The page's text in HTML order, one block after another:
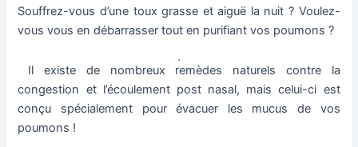
Souffrez-vous d’une toux grasse et aiguë la nuit ? Voulez-
vous vous en débarrasser tout en purifiant vos poumons ?
Il existe de nombreux remèdes naturels contre la
congestion et l’écoulement post nasal, mais celui-ci est
conçu spécialement pour évacuer les mucus de vos
poumons !